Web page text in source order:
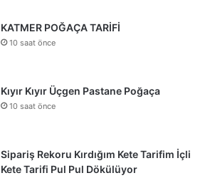
KATMER POĞAÇA TARİFİ
10 saat önce
Kıyır Kıyır Üçgen Pastane Poğaça
10 saat önce
Sipariş Rekoru Kırdığım Kete Tarifim İçli
Kete Tarifi Pul Pul Dökülüyor